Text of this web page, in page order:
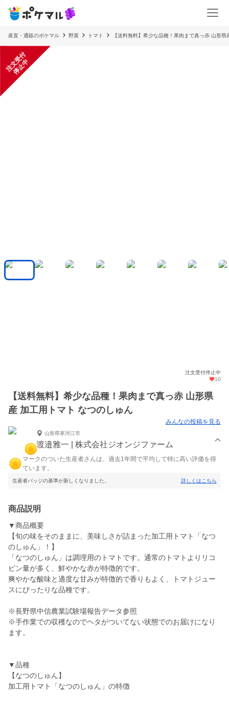
産直・通販のポケマル 野菜 トマト 【送料無料】希少な品種！果肉まで真っ赤 山形
注
文
受
付
停
止
中
注文受付停止中
10
【送料無料】希少な品種！果肉まで真っ赤 山形県
産 加工用トマト なつのしゅん
みんなの投稿を見る
山形県寒河江市
渡邉雅一 | 株式会社ジオンジファーム
マークのついた生産者さんは、過去1年間で平均して特に高い評価を得
ています。
生産者バッジの基準が新しくなりました。 詳しくはこちら
商品説明
▼商品概要
【旬の味をそのままに、美味しさが詰まった加工用トマト「なつ
のしゅん」！】
「なつのしゅん」は調理用のトマトです。通常のトマトよりリコ
ピン量が多く、鮮やかな赤が特徴的です。
爽やかな酸味と適度な甘みが特徴的で香りもよく、トマトジュー
スにぴったりな品種です。
※長野県中信農業試験場報告データ参照
※手作業での収穫なのでヘタがついてない状態でのお届けになり
ます。
▼品種
【なつのしゅん】
加工用トマト「なつのしゅん」の特徴